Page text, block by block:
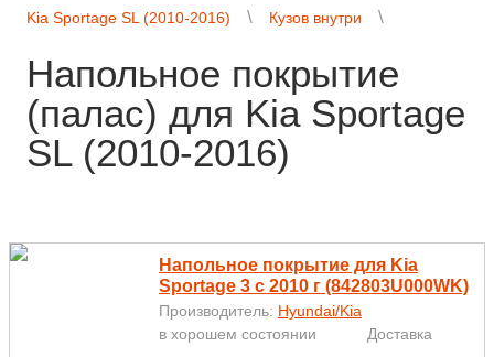
Kia Sportage SL (2010-2016)
Кузов внутри
Напольное покрытие
(палас) для Kia Sportage
SL (2010-2016)
Напольное покрытие для Kia
Sportage 3 с 2010 г (842803U000WK)
Производитель: Hyundai/Kia
в хорошем состоянии
Доставка